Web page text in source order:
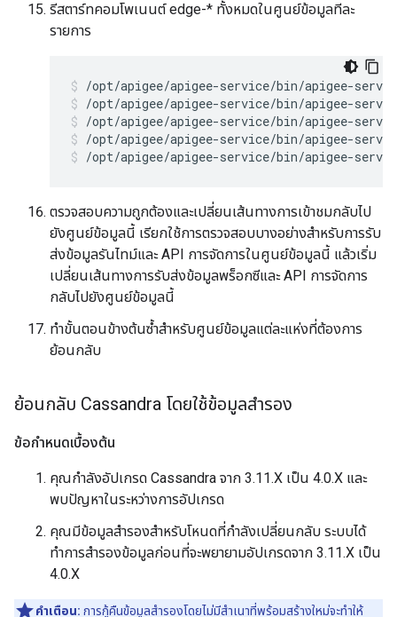
รีสตาร์ทคอมโพเนนต์ edge-* ทั้งหมดในศูนย์ข้อมูลทีละ
รายการ
/opt/apigee/apigee-service/bin/apigee-
/opt/apigee/apigee-service/bin/apigee-
/opt/apigee/apigee-service/bin/apigee-
/opt/apigee/apigee-service/bin/apigee-
ตรวจสอบความถูกต้องและเปลี่ยนเส้นทางการเข้าชมกลับไป
ยังศูนย์ข้อมูลนี้ เรียกใช้การตรวจสอบบางอย่างสำหรับการรับ
ส่งข้อมูลรันไทม์และ API การจัดการในศูนย์ข้อมูลนี้ แล้วเริ่ม
เปลี่ยนเส้นทางการรับส่งข้อมูลพร็อกซีและ API การจัดการ
กลับไปยังศูนย์ข้อมูลนี้
ทำขั้นตอนข้างต้นซ้ำสำหรับศูนย์ข้อมูลแต่ละแห่งที่ต้องการ
ย้อนกลับ
ย้อนกลับ Cassandra โดยใช้ข้อมูลสำรอง
ข้อกำหนดเบื้องต้น
คุณกำลังอัปเกรด Cassandra จาก 3.11.X เป็น 4.0.X และ
พบปัญหาในระหว่างการอัปเกรด
คุณมีข้อมูลสำรองสำหรับโหนดที่กำลังเปลี่ยนกลับ ระบบได้
ทำการสำรองข้อมูลก่อนที่จะพยายามอัปเกรดจาก 3.11.X เป็น
4.0.X
คำเตือน: การกู้คืนข้อมูลสำรองโดยไม่มีสำเนาที่พร้อมสร้างใหม่จะทำให้